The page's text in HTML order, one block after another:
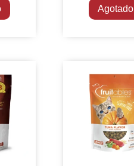
Agotado